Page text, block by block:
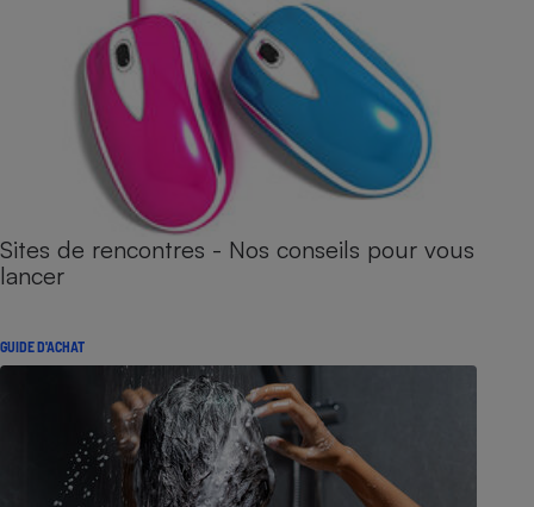
Sites de rencontres - Nos conseils pour vous
lancer
GUIDE D'ACHAT